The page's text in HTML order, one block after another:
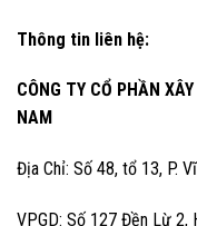
Thông tin liên hệ:
CÔNG TY CỔ PHẦN
NAM
Địa Chỉ: Số 48, tổ 13, P.
VPGD: Số 127 Đền Lừ 2,